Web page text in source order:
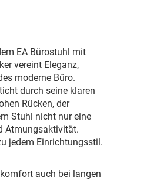
EA Bürostuhl mit
vereint Eleganz,
moderne Büro.
durch seine klaren
Rücken, der
Stuhl nicht nur eine
Atmungsaktivität.
jedem Einrichtungsstil.
auch bei langen